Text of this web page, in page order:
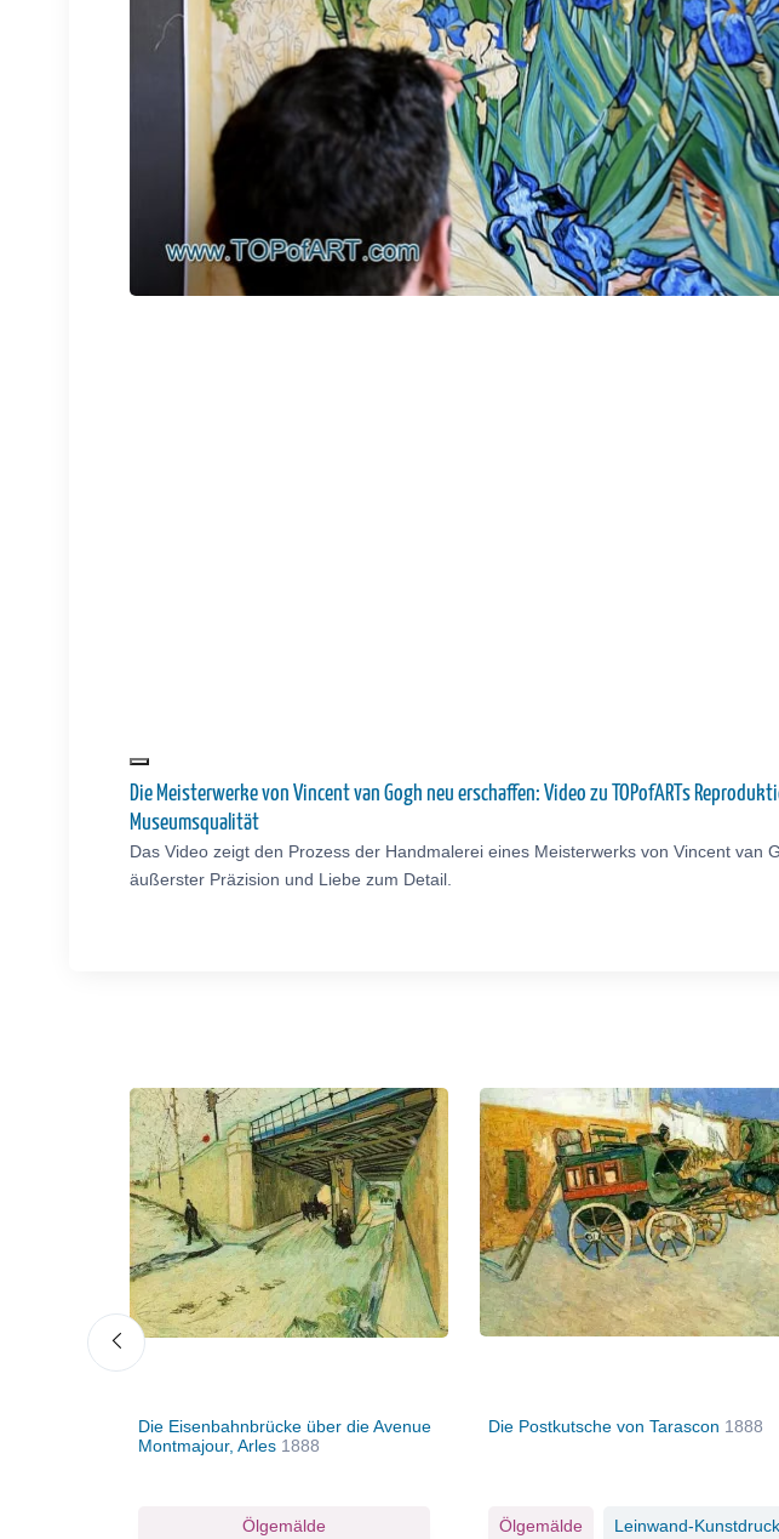
Die Meisterwerke von Vincent van Gogh neu erschaffen: Video zu TOPofARTs
Museumsqualität
Das Video zeigt den Prozess der Handmalerei eines Meisterwerks von Vincent van
äußerster Präzision und Liebe zum Detail.
Die Eisenbahnbrücke über die Avenue
Montmajour, Arles 1888
Ölgemälde
Die Postkutsche von Tarascon 1888
Ölgemälde
Leinwand-Kunstdruck